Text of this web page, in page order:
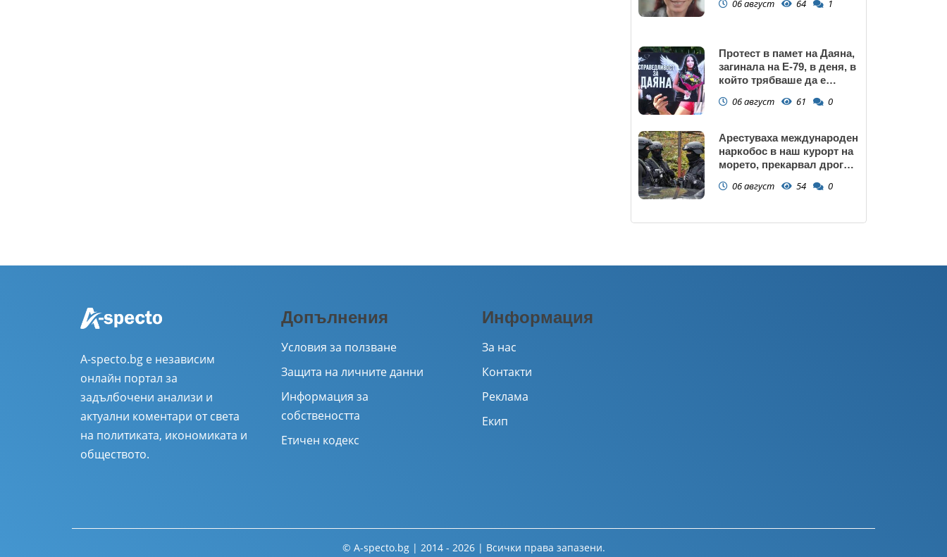
06 август 64 1
Протест в памет на Даяна,
загинала на Е-79, в деня, в
който трябваше да е
06 август 61 0
Арестуваха международен
наркобос в наш курорт на
морето, прекарвал дрога
06 август 54 0
A-specto.bg е независим
онлайн портал за
задълбочени анализи и
актуални коментари от света
на политиката, икономиката и
обществото.
Допълнения
Условия за ползване
Защита на личните данни
Информация за
собствеността
Етичен кодекс
Информация
За нас
Контакти
Реклама
Екип
© A-specto.bg | 2014 - 2026 | Всички права запазени.